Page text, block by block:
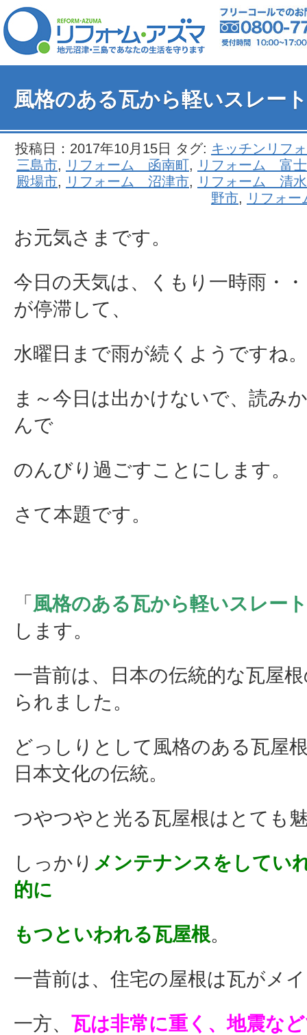
風格のある瓦から軽いスレー
投稿日：2017年10月15日 タグ: キッチンリフ
三島市, リフォーム 函南町, リフォーム 富
殿場市, リフォーム 沼津市, リフォーム 清
野市, リフォ
お元気さまです。
今日の天気は、くもり一時雨・
が停滞して、
水曜日まで雨が続くようですね。
ま～今日は出かけないで、読み
んで
のんびり過ごすことにします。
さて本題です。
「 風格のある瓦から軽いスレー
します。
一昔前は、日本の伝統的な瓦屋
られました。
どっしりとして風格のある瓦屋
日本文化の伝統。
つやつやと光る瓦屋根はとても
しっかり メンテナンスをしてい
的に
もつといわれる瓦屋根。
一昔前は、住宅の屋根は瓦がメ
一方、 瓦は非常に重く、地震な